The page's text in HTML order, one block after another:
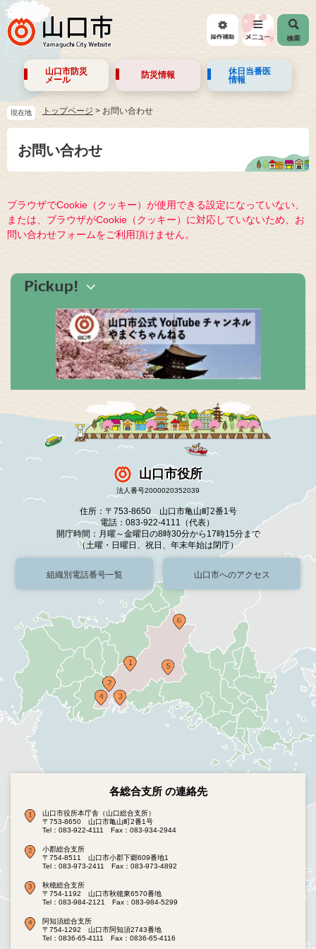
山口市防災
メール
防災情報
休日当番医
情報
現在地 トップページ > お問い合わせ
お問い合わせ
ブラウザでCookie（クッキー）が使用できる設定になっていない、
または、ブラウザがCookie（クッキー）に対応していないため、お
問い合わせフォームをご利用頂けません。
山口市役所
法人番号2000020352039
住所：〒753-8650 山口市亀山町2番1号
電話：083-922-4111（代表）
開庁時間：月曜～金曜日の8時30分から17時15分まで
（土曜・日曜日、祝日、年末年始は閉庁）
組織別電話番号一覧 山口市へのアクセス
各総合支所 の連絡先
山口市役所本庁舎（山口総合支所）
〒753-8650 山口市亀山町2番1号
Tel：083-922-4111
Fax：083-934-2944
小郡総合支所
〒754-8511 山口市小郡下郷609番地1
Tel：083-973-2411
Fax：083-973-4892
秋穂総合支所
〒754-1192 山口市秋穂東6570番地
Tel：083-984-2121
Fax：083-984-5299
阿知須総合支所
〒754-1292 山口市阿知須2743番地
Tel：0836-65-4111
Fax：0836-65-4116